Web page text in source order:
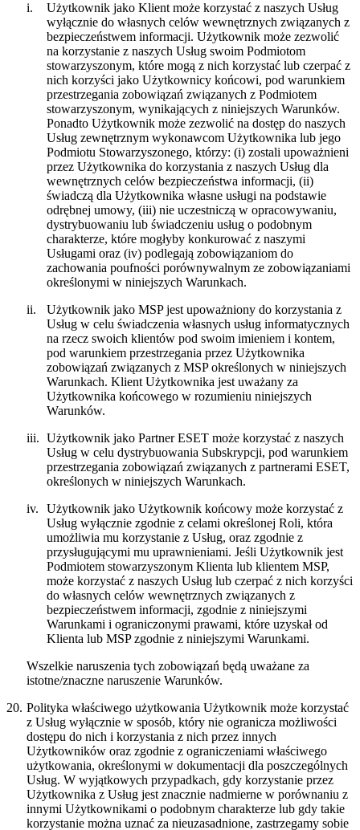
i.
Użytkownik jako Klient może korzystać z naszych Usług
wyłącznie do własnych celów wewnętrznych związanych z
bezpieczeństwem informacji. Użytkownik może zezwolić
na korzystanie z naszych Usług swoim Podmiotom
stowarzyszonym, które mogą z nich korzystać lub czerpać z
nich korzyści jako Użytkownicy końcowi, pod warunkiem
przestrzegania zobowiązań związanych z Podmiotem
stowarzyszonym, wynikających z niniejszych Warunków.
Ponadto Użytkownik może zezwolić na dostęp do naszych
Usług zewnętrznym wykonawcom Użytkownika lub jego
Podmiotu Stowarzyszonego, którzy: (i) zostali upoważnieni
przez Użytkownika do korzystania z naszych Usług dla
wewnętrznych celów bezpieczeństwa informacji, (ii)
świadczą dla Użytkownika własne usługi na podstawie
odrębnej umowy, (iii) nie uczestniczą w opracowywaniu,
dystrybuowaniu lub świadczeniu usług o podobnym
charakterze, które mogłyby konkurować z naszymi
Usługami oraz (iv) podlegają zobowiązaniom do
zachowania poufności porównywalnym ze zobowiązaniami
określonymi w niniejszych Warunkach.
ii.
Użytkownik jako MSP jest upoważniony do korzystania z
Usług w celu świadczenia własnych usług informatycznych
na rzecz swoich klientów pod swoim imieniem i kontem,
pod warunkiem przestrzegania przez Użytkownika
zobowiązań związanych z MSP określonych w niniejszych
Warunkach. Klient Użytkownika jest uważany za
Użytkownika końcowego w rozumieniu niniejszych
Warunków.
iii. Użytkownik jako Partner ESET może korzystać z naszych
Usług w celu dystrybuowania Subskrypcji, pod warunkiem
przestrzegania zobowiązań związanych z partnerami ESET,
określonych w niniejszych Warunkach.
iv.
Użytkownik jako Użytkownik końcowy może korzystać z
Usług wyłącznie zgodnie z celami określonej Roli, która
umożliwia mu korzystanie z Usług, oraz zgodnie z
przysługującymi mu uprawnieniami. Jeśli Użytkownik jest
Podmiotem stowarzyszonym Klienta lub klientem MSP,
może korzystać z naszych Usług lub czerpać z nich korzyści
do własnych celów wewnętrznych związanych z
bezpieczeństwem informacji, zgodnie z niniejszymi
Warunkami i ograniczonymi prawami, które uzyskał od
Klienta lub MSP zgodnie z niniejszymi Warunkami.
Wszelkie naruszenia tych zobowiązań będą uważane za
istotne/znaczne naruszenie Warunków.
20. Polityka właściwego użytkowania Użytkownik może korzystać
z Usług wyłącznie w sposób, który nie ogranicza możliwości
dostępu do nich i korzystania z nich przez innych
Użytkowników oraz zgodnie z ograniczeniami właściwego
użytkowania, określonymi w dokumentacji dla poszczególnych
Usług. W wyjątkowych przypadkach, gdy korzystanie przez
Użytkownika z Usług jest znacznie nadmierne w porównaniu z
innymi Użytkownikami o podobnym charakterze lub gdy takie
korzystanie można uznać za nieuzasadnione, zastrzegamy sobie